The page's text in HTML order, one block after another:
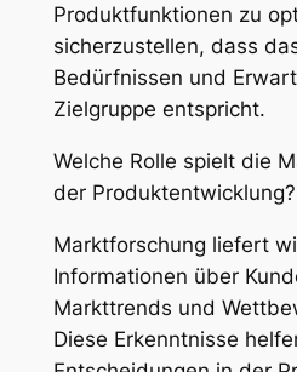
Produktfunktionen zu
sicherzustellen, dass
Bedürfnissen und
Zielgruppe entspricht.
Welche Rolle spielt die
der Produktentwicklung?
Marktforschung liefert
Informationen über
Markttrends und
Diese Erkenntnisse